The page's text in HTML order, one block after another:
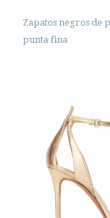
Zapatos negros de
punta fina